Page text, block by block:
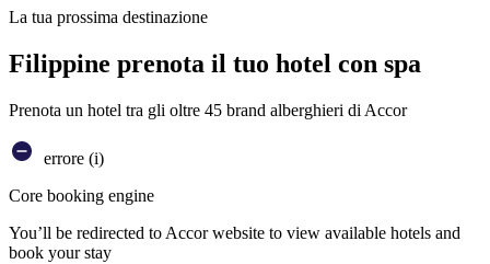
La tua prossima destinazione
Filippine prenota il tuo hotel con spa
Prenota un hotel tra gli oltre 45 brand alberghieri di Accor
errore (i)
Core booking engine
You’ll be redirected to Accor website to view available hotels and
book your stay